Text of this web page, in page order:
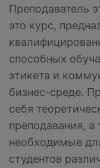
Преподаватель
это курс,
способных
этикета и
бизнес-среде.
себя
преподавания,
необходимые
студентов